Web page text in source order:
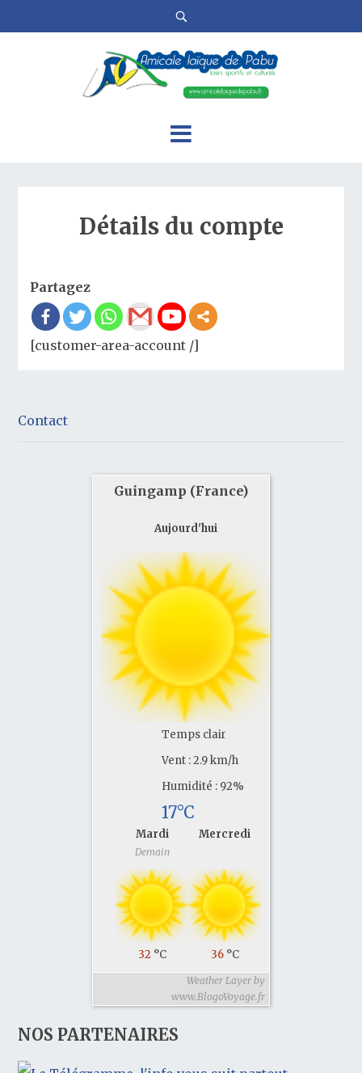
Détails du compte
Partagez
[customer-area-account /]
Contact
Guingamp (France)
Aujourd'hui
Temps clair
Vent : 2.9 km/h
Humidité : 92%
17°C
Mardi
Demain
32 °C
Mercredi
36 °C
Weather Layer by
www.BlogoVoyage.fr
NOS PARTENAIRES